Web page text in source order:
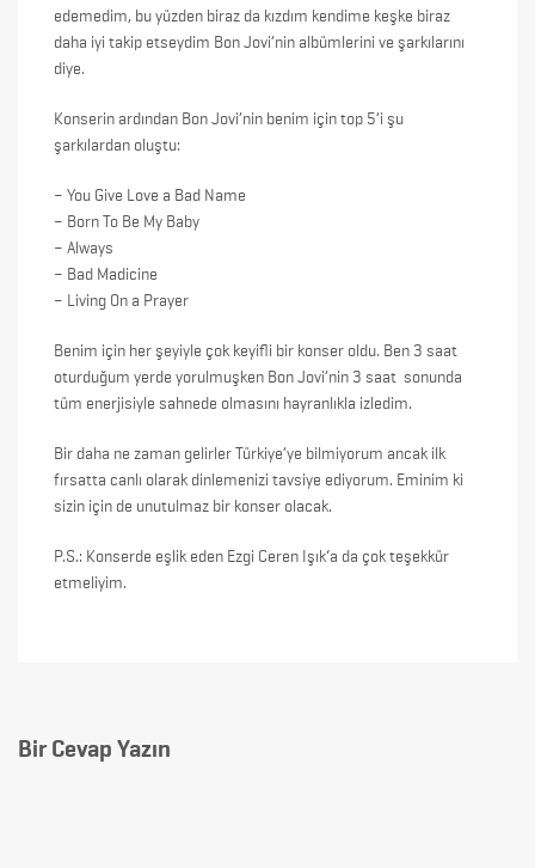
edemedim, bu yüzden biraz da kızdım kendime keşke biraz
daha iyi takip etseydim Bon Jovi’nin albümlerini ve şarkılarını
diye.
Konserin ardından Bon Jovi’nin benim için top 5’i şu
şarkılardan oluştu:
– You Give Love a Bad Name
– Born To Be My Baby
– Always
– Bad Madicine
– Living On a Prayer
Benim için her şeyiyle çok keyifli bir konser oldu. Ben 3 saat
oturduğum yerde yorulmuşken Bon Jovi’nin 3 saat sonunda
tüm enerjisiyle sahnede olmasını hayranlıkla izledim.
Bir daha ne zaman gelirler Türkiye’ye bilmiyorum ancak ilk
fırsatta canlı olarak dinlemenizi tavsiye ediyorum. Eminim ki
sizin için de unutulmaz bir konser olacak.
P.S.: Konserde eşlik eden Ezgi Ceren Işık‘a da çok teşekkür
etmeliyim.
Bir Cevap Yazın